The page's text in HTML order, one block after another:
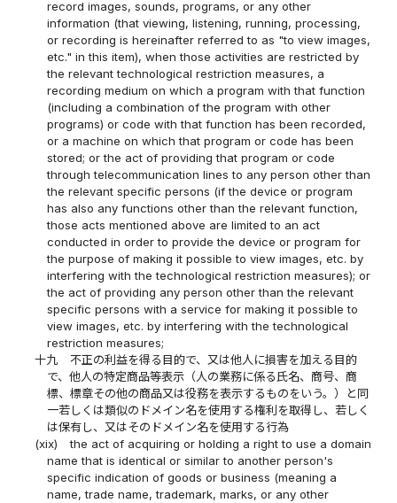
record images, sounds, programs, or any other
information (that viewing, listening, running, processing,
or recording is hereinafter referred to as "to view images,
etc." in this item), when those activities are restricted by
the relevant technological restriction measures, a
recording medium on which a program with that function
(including a combination of the program with other
programs) or code with that function has been recorded,
or a machine on which that program or code has been
stored; or the act of providing that program or code
through telecommunication lines to any person other than
the relevant specific persons (if the device or program
has also any functions other than the relevant function,
those acts mentioned above are limited to an act
conducted in order to provide the device or program for
the purpose of making it possible to view images, etc. by
interfering with the technological restriction measures); or
the act of providing any person other than the relevant
specific persons with a service for making it possible to
view images, etc. by interfering with the technological
restriction measures;
十九
不正の利益を得る目的で、又は他人に損害を加える目的
で、他人の特定商品等表示（人の業務に係る氏名、商号、商
標、標章その他の商品又は役務を表示するものをいう。）と同
一若しくは類似のドメイン名を使用する権利を取得し、若しく
は保有し、又はそのドメイン名を使用する行為
(xix)
the act of acquiring or holding a right to use a domain
name that is identical or similar to another person's
specific indication of goods or business (meaning a
name, trade name, trademark, marks, or any other